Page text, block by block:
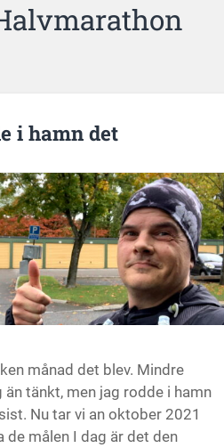
i hamn det
månad det blev. Mindre
än tänkt, men jag rodde i hamn
Nu tar vi an oktober 2021
de målen I dag är det den